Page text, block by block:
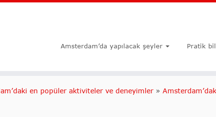
Amsterdam’da yapılacak şeyler Pratik
en popüler aktiviteler ve deneyimler »